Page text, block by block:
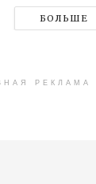
БОЛЬШЕ
РЕКЛАМА